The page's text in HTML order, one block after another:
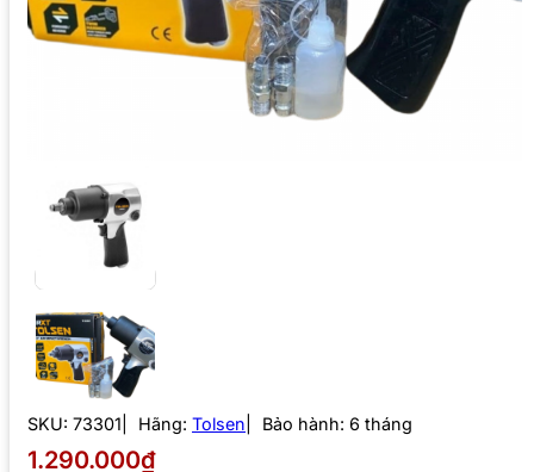
SKU: 73301 Hãng: Tolsen Bảo hành: 6 tháng
1.290.000₫